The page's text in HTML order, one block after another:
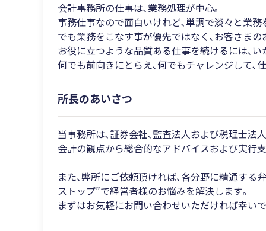
会計事務所の仕事は､業務処理が中心｡
事務仕事なので面白いけれど､単調で淡々と業
でも業務をこなす事が優先ではなく､お客さま
お役に立つような品質ある仕事を続けるには､
何でも前向きにとらえ､何でもチャレンジして､
所長のあいさつ
当事務所は､証券会社､監査法人および税理士法
会計の観点から総合的なアドバイスおよび実行
また､弊所にご依頼頂ければ､各分野に精通する
ストップ”で経営者様のお悩みを解決します｡
まずはお気軽にお問い合わせいただければ幸い